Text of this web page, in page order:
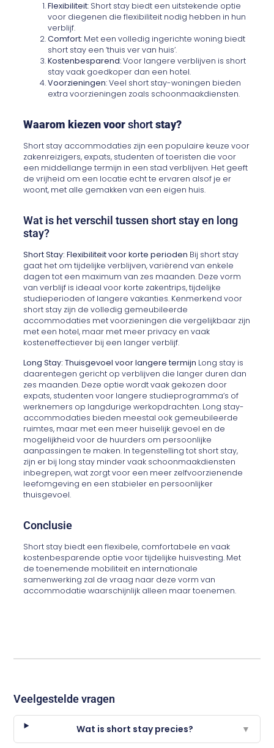
Flexibiliteit: Short stay biedt een uitstekende optie
voor diegenen die flexibiliteit nodig hebben in hun
verblijf.
Comfort: Met een volledig ingerichte woning biedt
short stay een ’thuis ver van huis’.
Kostenbesparend: Voor langere verblijven is short
stay vaak goedkoper dan een hotel.
Voorzieningen: Veel short stay-woningen bieden
extra voorzieningen zoals schoonmaakdiensten.
Waarom kiezen voorshortstay?
Short stay accommodaties zijn een populaire keuze voor
zakenreizigers, expats, studenten of toeristen die voor
een middellange termijn in een stad verblijven. Het geeft
de vrijheid om een locatie echt te ervaren alsof je er
woont, met alle gemakken van een eigen huis.
Wat is het verschil tussen short stay en long
stay?
Short Stay: Flexibiliteit voor korte perioden Bij short stay
gaat het om tijdelijke verblijven, variërend van enkele
dagen tot een maximum van zes maanden. Deze vorm
van verblijf is ideaal voor korte zakentrips, tijdelijke
studieperioden of langere vakanties. Kenmerkend voor
short stay zijn de volledig gemeubileerde
accommodaties met voorzieningen die vergelijkbaar zijn
met een hotel, maar met meer privacy en vaak
kosteneffectiever bij een langer verblijf.
Long Stay: Thuisgevoel voor langere termijn Long stay is
daarentegen gericht op verblijven die langer duren dan
zes maanden. Deze optie wordt vaak gekozen door
expats, studenten voor langere studieprogramma’s of
werknemers op langdurige werkopdrachten. Long stay-
accommodaties bieden meestal ook gemeubileerde
ruimtes, maar met een meer huiselijk gevoel en de
mogelijkheid voor de huurders om persoonlijke
aanpassingen te maken. In tegenstelling tot short stay,
zijn er bij long stay minder vaak schoonmaakdiensten
inbegrepen, wat zorgt voor een meer zelfvoorzienende
leefomgeving en een stabieler en persoonlijker
thuisgevoel.
Conclusie
Short stay biedt een flexibele, comfortabele en vaak
kostenbesparende optie voor tijdelijke huisvesting. Met
de toenemende mobiliteit en internationale
samenwerking zal de vraag naar deze vorm van
accommodatie waarschijnlijk alleen maar toenemen.
Veelgestelde vragen
Wat is short stay precies? ▼